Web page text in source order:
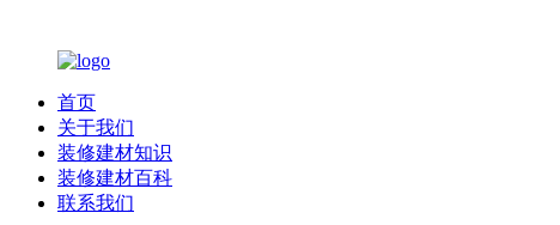
首页
关于我们
装修建材知识
装修建材百科
联系我们